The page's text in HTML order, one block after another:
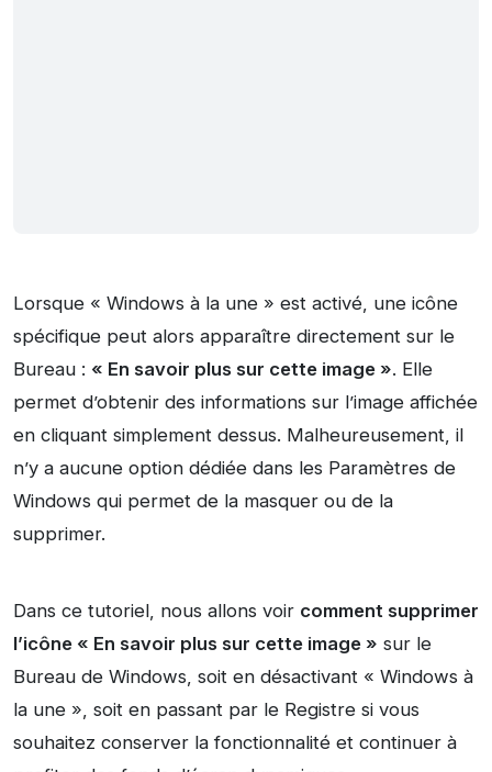
Lorsque « Windows à la une » est activé, une icône
spécifique peut alors apparaître directement sur le
Bureau : « En savoir plus sur cette image ». Elle
permet d’obtenir des informations sur l’image affichée
en cliquant simplement dessus. Malheureusement, il
n’y a aucune option dédiée dans les Paramètres de
Windows qui permet de la masquer ou de la
supprimer.
Dans ce tutoriel, nous allons voir comment supprimer
l’icône « En savoir plus sur cette image » sur le
Bureau de Windows, soit en désactivant « Windows à
la une », soit en passant par le Registre si vous
souhaitez conserver la fonctionnalité et continuer à